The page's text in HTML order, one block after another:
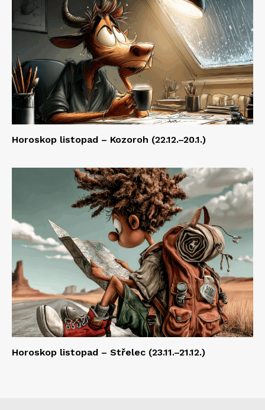
Horoskop listopad – Kozoroh (22.12.–20.1.)
Horoskop listopad – Střelec (23.11.–21.12.)